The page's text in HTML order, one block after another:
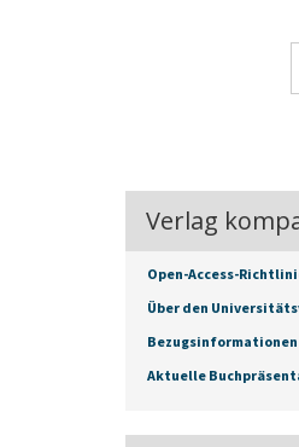
Verlag
Open-Access-
Über den
Bezugsinformationen
Aktuelle